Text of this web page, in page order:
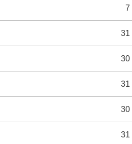
7
31
30
31
30
31